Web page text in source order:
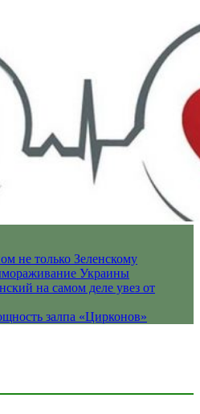
не только Зеленскому
Украины
на самом деле увез от
залпа «Цирконов»